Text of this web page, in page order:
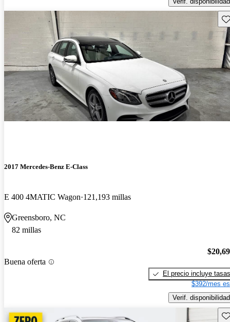
2017 Mercedes-Benz E-Class
E 400 4MATIC Wagon 121,193 millas
Greensboro, NC
82 millas
Buena oferta
El precio incluye tasas
$392/mes
Verif. disponibilidad